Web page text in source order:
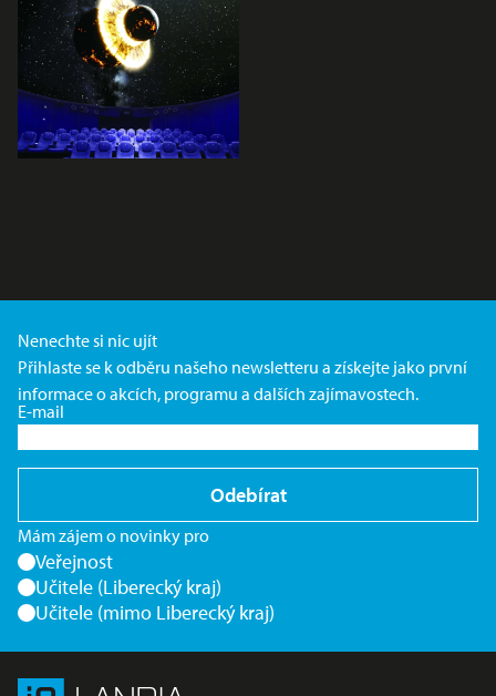
Nenechte si nic ujít
Přihlaste se k odběru našeho newsletteru a získejte jako první
informace o akcích, programu a dalších zajímavostech.
E-mail
Odebírat
Mám zájem o novinky pro
Veřejnost
Učitele (Liberecký kraj)
Učitele (mimo Liberecký kraj)